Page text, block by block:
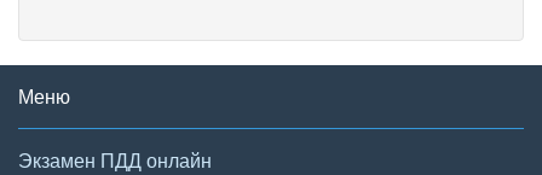
Меню
Экзамен ПДД онлайн